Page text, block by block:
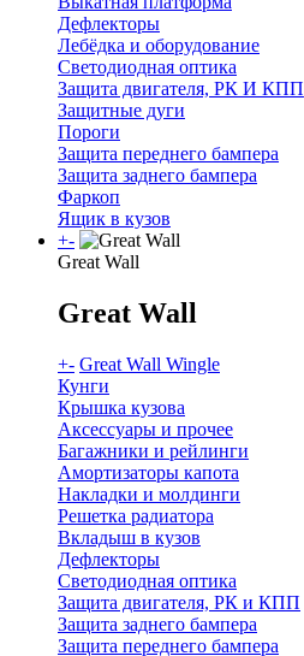
Дефлекторы
Лебёдка и оборудование
Светодиодная оптика
Защита двигателя, РК И КПП
Защитные дуги
Пороги
Защита переднего бампера
Защита заднего бампера
Фаркоп
Ящик в кузов
+-
Great Wall
Great Wall
+- Great Wall Wingle
Кунги
Крышка кузова
Аксессуары и прочее
Багажники и рейлинги
Амортизаторы капота
Накладки и молдинги
Решетка радиатора
Вкладыш в кузов
Дефлекторы
Светодиодная оптика
Защита двигателя, РК и КПП
Защита заднего бампера
Защита переднего бампера